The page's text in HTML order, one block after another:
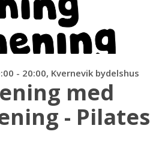
- 20:00, Kvernevik bydelshus
med
- Pilates